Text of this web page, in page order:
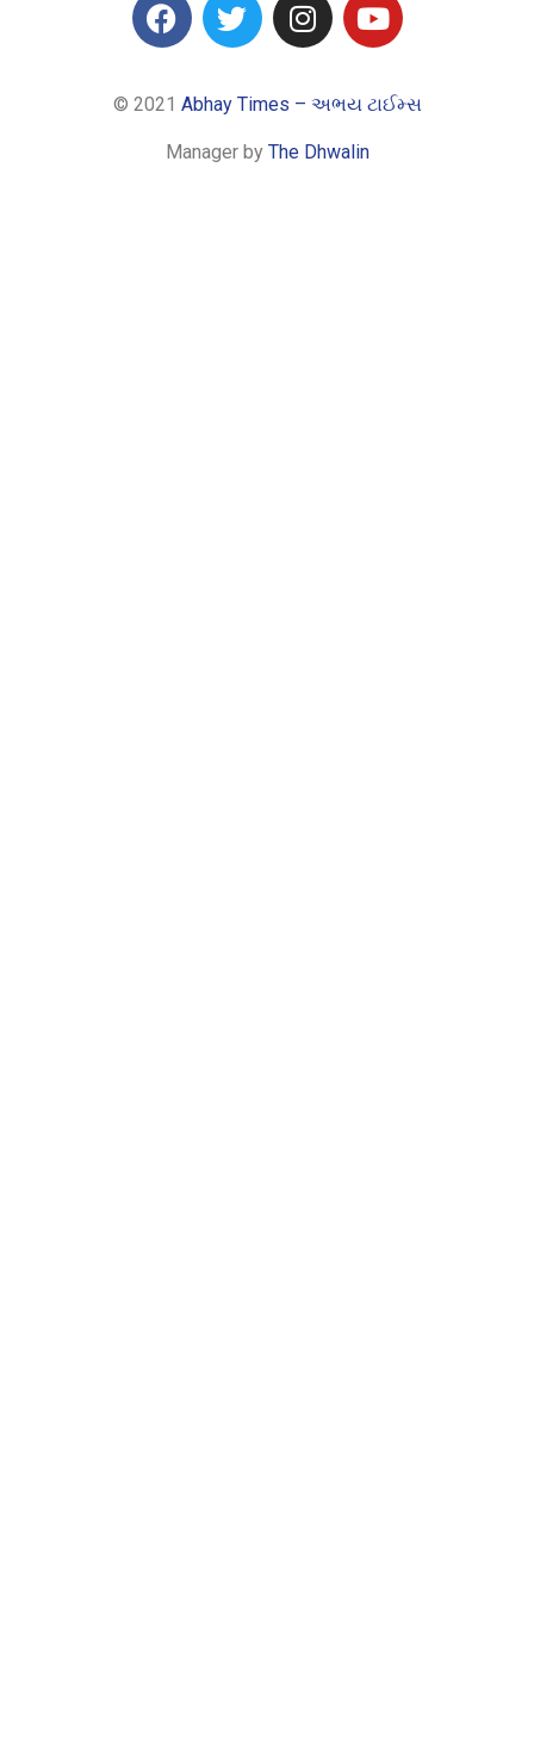
© 2021 Abhay Times – અભય ટાઈમ્સ
Manager by The Dhwalin